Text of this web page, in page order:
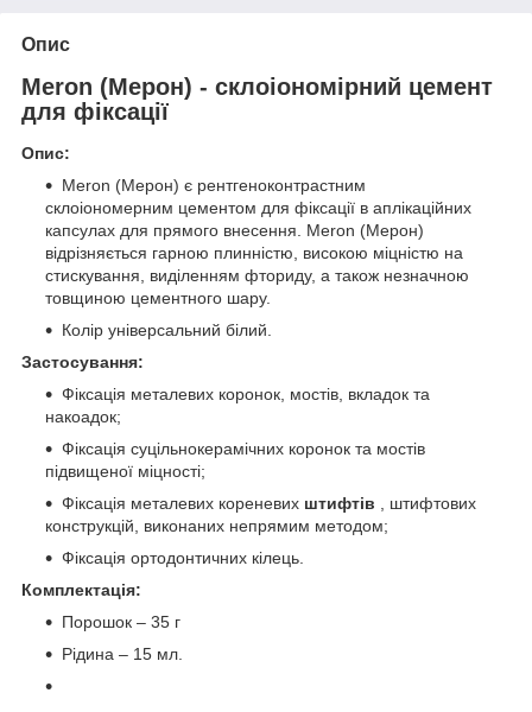
Опис
Meron (Мерон) - склоіономірний цемент
для фіксації
Опис:
Meron (Мерон) є рентгеноконтрастним
склоіономерним цементом для фіксації в аплікаційних
капсулах для прямого внесення. Meron (Мерон)
відрізняється гарною плинністю, високою міцністю на
стискування, виділенням фториду, а також незначною
товщиною цементного шару.
Колір універсальний білий.
Застосування:
Фіксація металевих коронок, мостів, вкладок та
накоадок;
Фіксація суцільнокерамічних коронок та мостів
підвищеної міцності;
Фіксація металевих кореневих штифтів , штифтових
конструкцій, виконаних непрямим методом;
Фіксація ортодонтичних кілець.
Комплектація:
Порошок – 35 г
Рідина – 15 мл.